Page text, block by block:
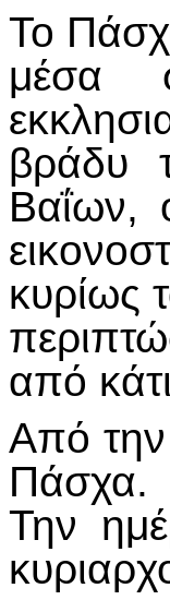
Το
μέσα
βράδυ
Βαΐων,
κυρίως
από
Από την
Πάσχα.
Την